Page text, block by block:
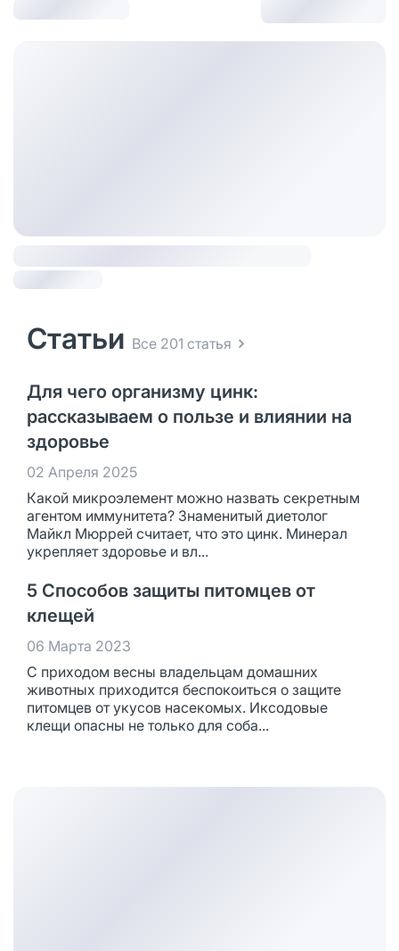
Статьи Все 201 статья
Для чего организму цинк:
рассказываем о пользе и влиянии на
здоровье
02 Апреля 2025
Какой микроэлемент можно назвать секретным
агентом иммунитета? Знаменитый диетолог
Майкл Мюррей считает, что это цинк. Минерал
укрепляет здоровье и вл...
5 Способов защиты питомцев от
клещей
06 Марта 2023
С приходом весны владельцам домашних
животных приходится беспокоиться о защите
питомцев от укусов насекомых. Иксодовые
клещи опасны не только для соба...